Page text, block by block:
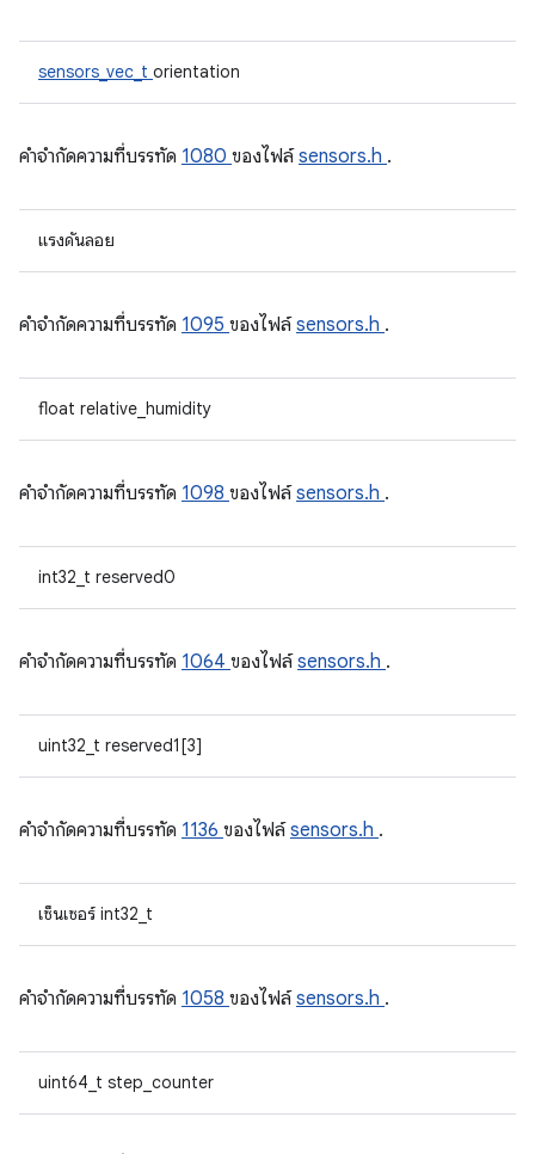
sensors_vec_t orientation
คําจํากัดความที่บรรทัด 1080 ของไฟล์sensors.h .
แรงดันลอย
คําจํากัดความที่บรรทัด 1095 ของไฟล์sensors.h .
float relative_humidity
คําจํากัดความที่บรรทัด 1098 ของไฟล์sensors.h .
int32_t reserved0
คําจํากัดความที่บรรทัด 1064 ของไฟล์sensors.h .
uint32_t reserved1[3]
คําจํากัดความที่บรรทัด 1136 ของไฟล์sensors.h .
เซ็นเซอร์ int32_t
คําจํากัดความที่บรรทัด 1058 ของไฟล์sensors.h .
uint64_t step_counter